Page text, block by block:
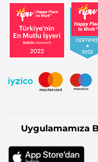
Uygulamamıza